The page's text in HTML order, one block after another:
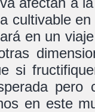
cultivable
en un
si
pero
en este